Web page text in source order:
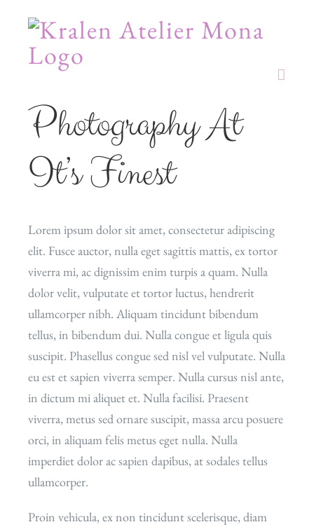
content
Photography At
It’s Finest
Lorem ipsum dolor sit amet, consectetur adipiscing
elit. Fusce auctor, nulla eget sagittis mattis, ex tortor
viverra mi, ac dignissim enim turpis a quam. Nulla
dolor velit, vulputate et tortor luctus, hendrerit
ullamcorper nibh. Aliquam tincidunt bibendum
tellus, in bibendum dui. Nulla congue et ligula quis
suscipit. Phasellus congue sed nisl vel vulputate. Nulla
eu est et sapien viverra semper. Nulla cursus nisl ante,
in dictum mi aliquet et. Nulla facilisi. Praesent
viverra, metus sed ornare suscipit, massa arcu posuere
orci, in aliquam felis metus eget nulla. Nulla
imperdiet dolor ac sapien dapibus, at sodales tellus
ullamcorper.
Proin vehicula, ex non tincidunt scelerisque, diam